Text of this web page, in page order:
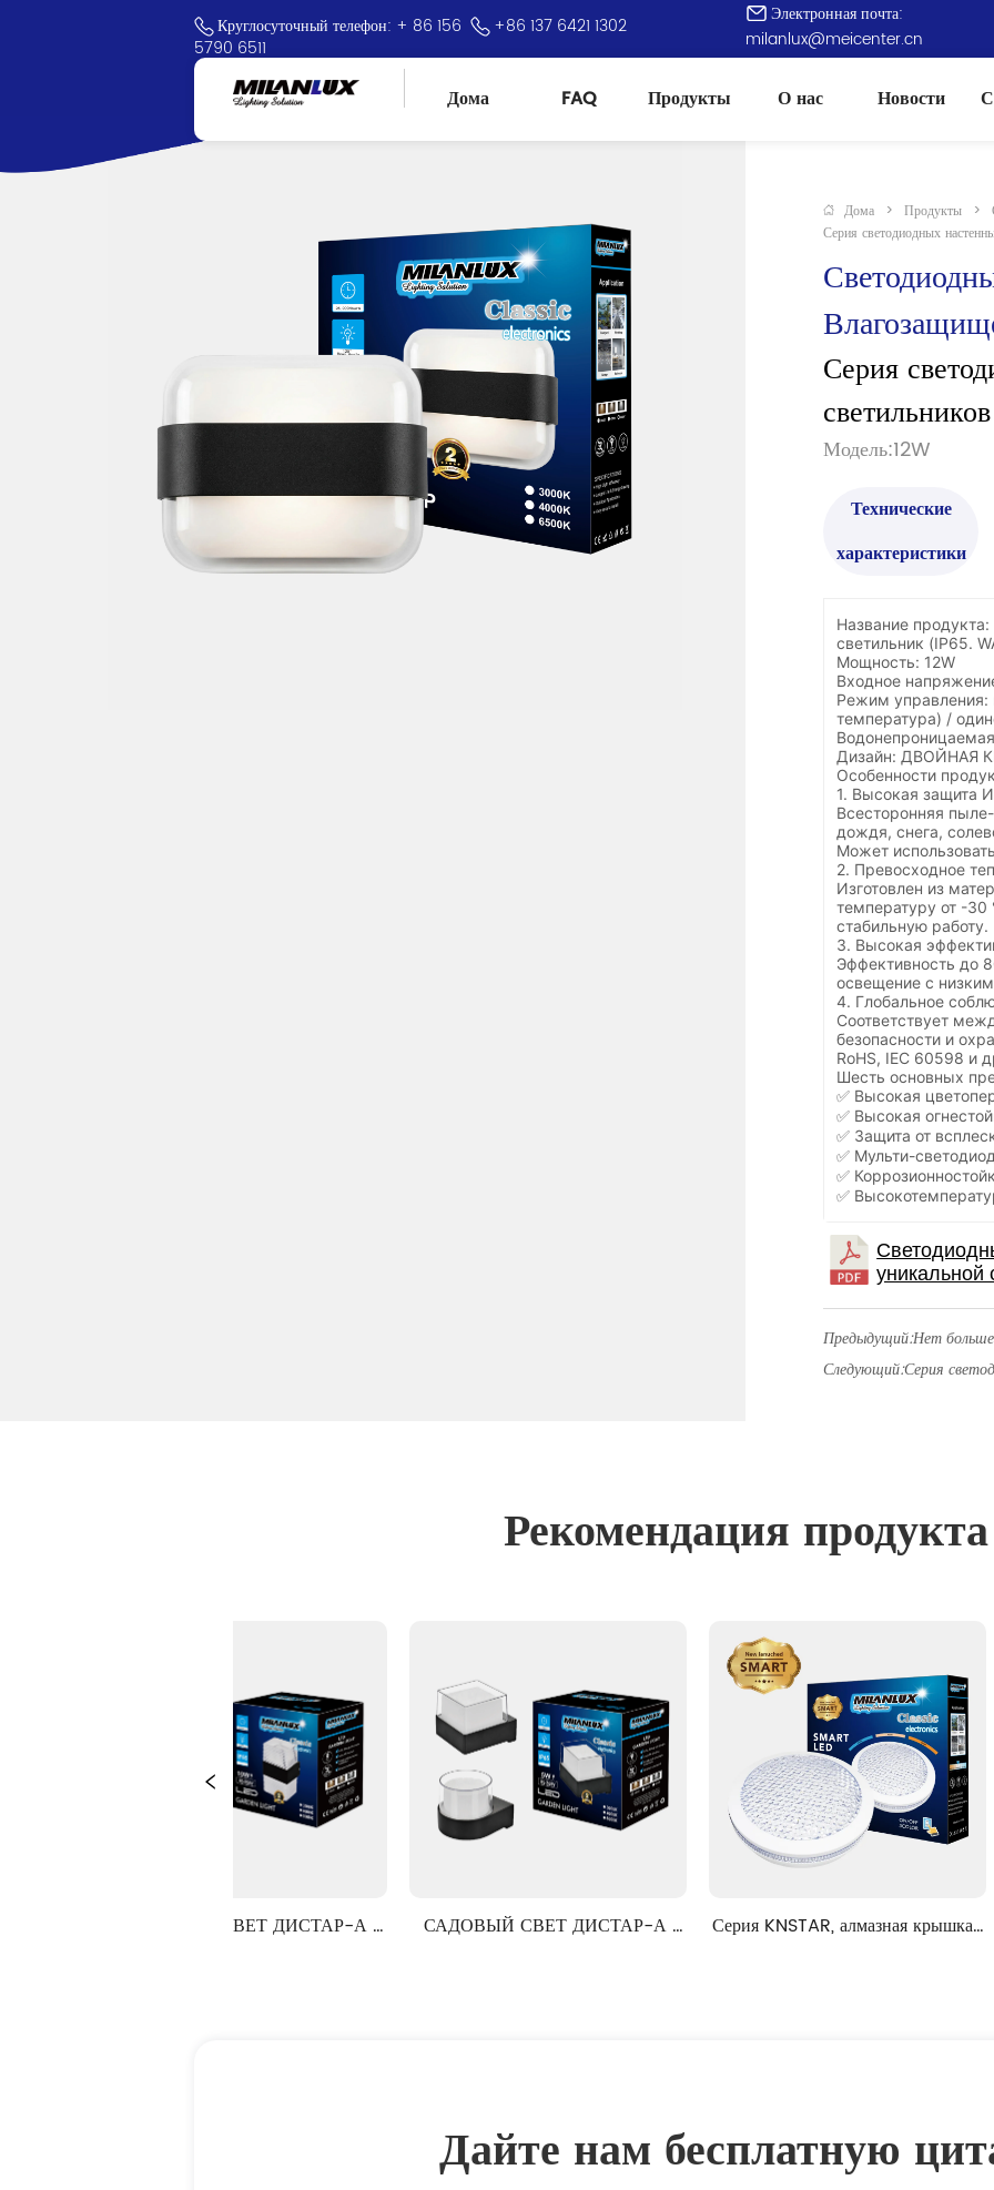
Круглосуточный телефон: + 86 156
5790 6511
+86 137 6421 1302
Электронная почта:
milanlux@meicenter.cn
Дома FAQ Продукты О нас Новости
Дома > Продукты >
Серия светодиодных
Серия
светильников
Модель:12W
Технические
характеристики
Название
светильник (IP65.
Мощность: 12W
Входное
Режим управления:
температура) /
Дизайн: ДВОЙНАЯ
Особенности
1. Высокая защита
Всесторонняя
дождя, снега,
Может
2. Превосходное
Изготовлен из
температуру от -30
стабильную работу.
3. Высокая
Эффективность до
освещение с
4. Глобальное
Соответствует
безопасности и
RoHS, IEC 60598 и
Шесть основных
✅ Высокая
✅ Высокая
✅ Защита от
✅ Мульти-
✅
✅
Предыдущий:Нет
Следующий:Серия
Рекомендация продукта
САДОВЫЙ СВЕТ ДИСТАР-А
Серия KNSTAR, алмазная крышка,
Серия KNSTAR,
Дайте нам бесплатную